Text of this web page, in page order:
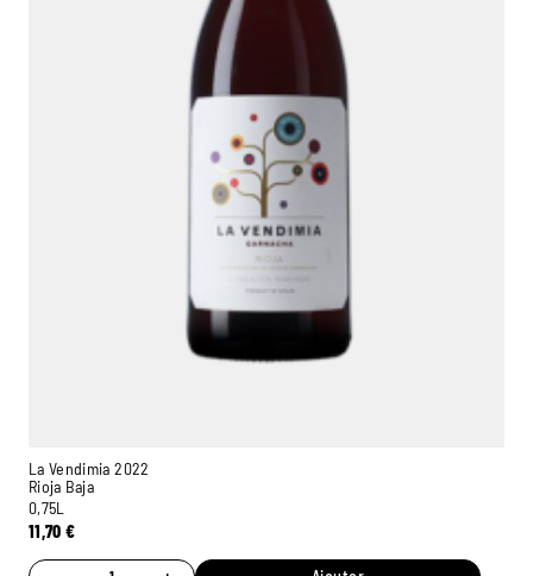
La Vendimia 2022
Rioja Baja
0,75L
11,70€